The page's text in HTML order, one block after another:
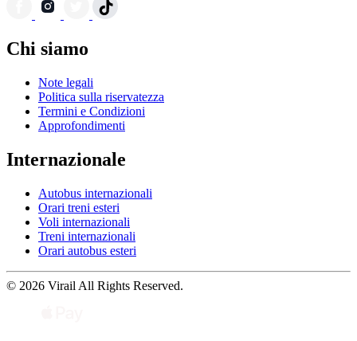
Chi siamo
Note legali
Politica sulla riservatezza
Termini e Condizioni
Approfondimenti
Internazionale
Autobus internazionali
Orari treni esteri
Voli internazionali
Treni internazionali
Orari autobus esteri
© 2026 Virail All Rights Reserved.